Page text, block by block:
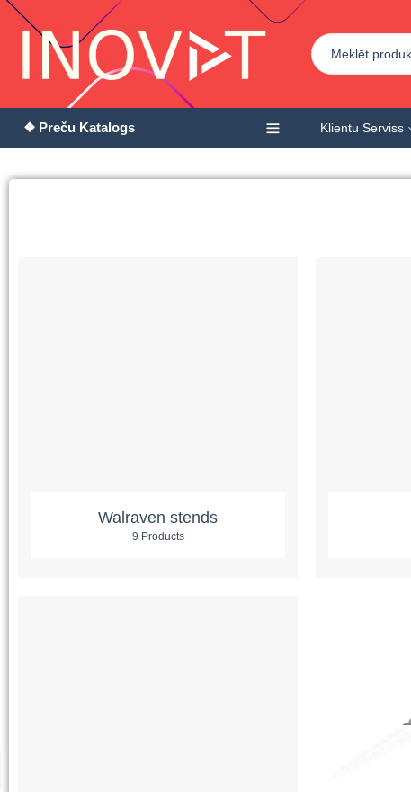
❖ Preču Katalogs Klientu Serviss
Walraven stends
9 Products